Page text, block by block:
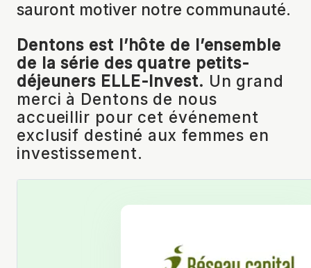
sauront motiver notre communauté.
Dentons est l’hôte de l’ensemble
de la série des quatre petits-
déjeuners ELLE-Invest. Un grand
merci à Dentons de nous
accueillir pour cet événement
exclusif destiné aux femmes en
investissement.